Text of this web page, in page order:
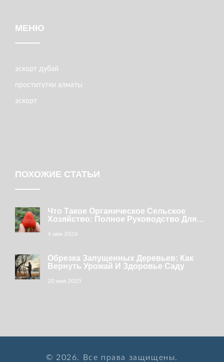
МЕНЮ
эскорт дубай
проститутки алматы
эскорт
ПОХОЖИЕ СТАТЬИ
Что Такое Органическое Сельское
Хозяйство: Полное Руководство Для
4 июн 2026
Обрезка Запущенных Деревьев: Как
Вернуть Урожай И Здоровье Саду
20 мая 2025
© 2026. Все права защищены.